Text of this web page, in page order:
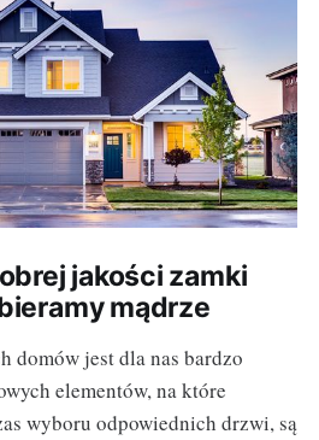
jakości zamki
mądrze
domów jest dla nas bardzo
elementów, na które
wyboru odpowiednich drzwi, są